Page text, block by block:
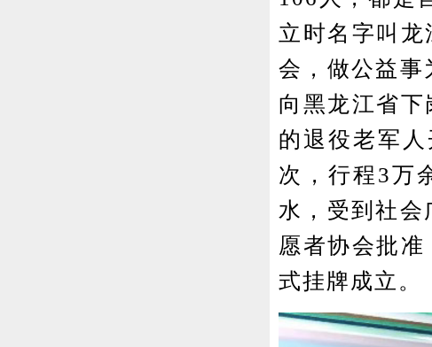
立时名字叫
会，做公益事
向黑龙江省
的退役老军
次，行程3万
水，受到社会
愿者协会批
式挂牌成立。